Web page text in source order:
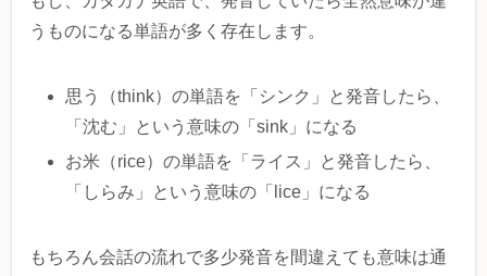
うものになる単語が多く存在します。
思う（think）の単語を「シンク」と発音したら、
「沈む」という意味の「sink」になる
お米（rice）の単語を「ライス」と発音したら、
「しらみ」という意味の「lice」になる
もちろん会話の流れで多少発音を間違えても意味は通